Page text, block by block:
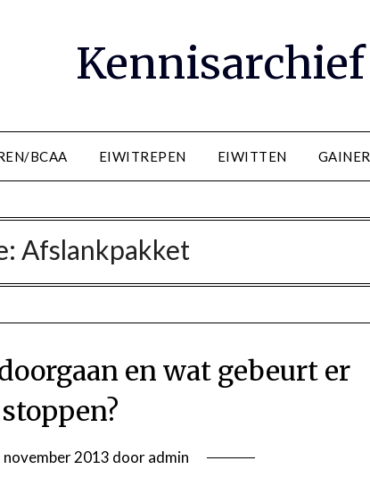
Kennisarchief
BCAA EIWITREPEN EIWITTEN GAINER
Afslankpakket
en wat gebeurt er
november 2013 dooradmin